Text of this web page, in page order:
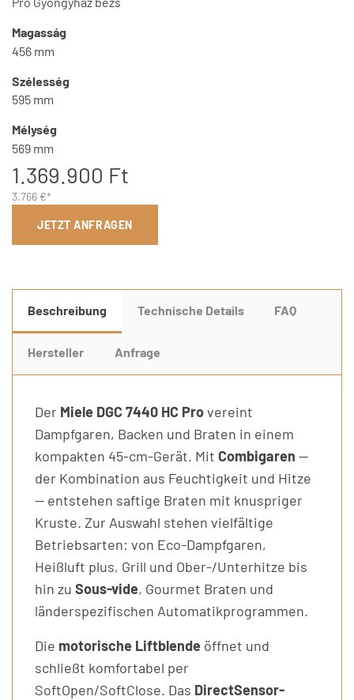
Magasság
456 mm
Szélesség
595 mm
Mélység
569 mm
1.369.900 Ft
3.766 €*
JETZT ANFRAGEN
Beschreibung Technische Details FAQ
Hersteller Anfrage
Der Miele DGC 7440 HC Provereint
Dampfgaren, Backen und Braten in einem
kompakten 45-cm-Gerät. Mit Combigaren —
der Kombination aus Feuchtigkeit und Hitze
— entstehen saftige Braten mit knuspriger
Kruste. Zur Auswahl stehen vielfältige
Betriebsarten: von Eco-Dampfgaren,
Heißluft plus, Grill und Ober-/Unterhitze bis
hin zu Sous-vide, Gourmet Braten und
länderspezifischen Automatikprogrammen.
Die motorische Liftblende öffnet und
schließt komfortabel per
SoftOpen/SoftClose. Das DirectSensor-